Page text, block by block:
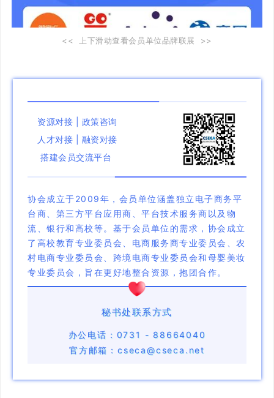
<< 上下滑动查看会员单位品牌联展 >>
资源对接 | 政策咨询
人才对接 | 融资对接
搭建会员交流平台
协会成立于2009年，会员单位涵盖独立电子商务平
台商、第三方平台应用商、平台技术服务商以及物
流、银行和高校等。基于会员单位的需求，协会成立
了高校教育专业委员会、电商服务商专业委员会、农
村电商专业委员会、跨境电商专业委员会和母婴美妆
专业委员会，旨在更好地整合资源，抱团合作。
秘书处联系方式
办公电话：0731 - 88664040
官方邮箱：cseca@cseca.net